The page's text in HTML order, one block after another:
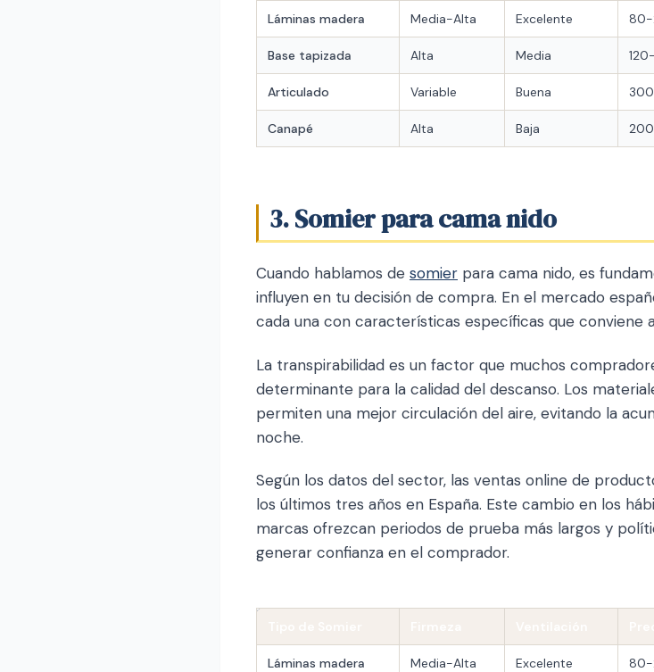
Láminas madera Media-Alta Excelente
Base tapizada Alta Media
Articulado Variable Buena
Canapé Alta Baja
3. Somier para cama nido
Cuando hablamos de somier para cama nido, es
influyen en tu decisión de compra. En el mercado
cada una con características específicas que conviene
La transpirabilidad es un factor que muchos
determinante para la calidad del descanso. Los
permiten una mejor circulación del aire, evitando la
noche.
Según los datos del sector, las ventas online de
los últimos tres años en España. Este cambio en los
marcas ofrezcan periodos de prueba más largos y
generar confianza en el comprador.
Láminas madera Media-Alta Excelente